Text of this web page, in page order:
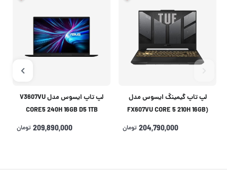
لپ تاپ گیمینگ ایسوس مدل
(FX607VU CORE 5 210H 16GB
512 SSD 6GB(RTX4050
204,790,000 تومان
لپ تاپ ایسوس مدل V3607VU
CORE5 240H 16GB D5 1TB
6GB(RTX4050)
209,890,000 تومان